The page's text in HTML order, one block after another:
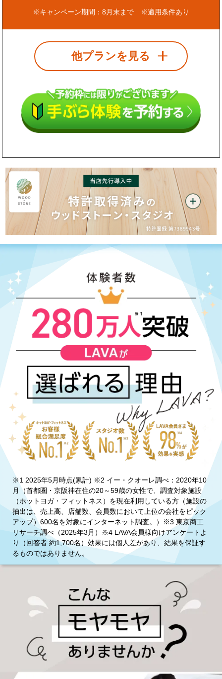
※キャンペーン期間：8月末まで ※適用条件あり
他プランを見る
※1 2025年5月時点(累計) ※2 イー・クオーレ調べ：2020年10
月（首都圏・京阪神在住の20～59歳の女性で、調査対象施設
（ホットヨガ・フィットネス）を現在利用している方（施設の
抽出は、売上高、店舗数、会員数において上位の会社をピック
アップ）600名を対象にインターネット調査。）※3 東京商工
リサーチ調べ（2025年3月）※4 LAVA会員様向けアンケートよ
り（回答者 約1,700名）効果には個人差があり、結果を保証す
るものではありません。